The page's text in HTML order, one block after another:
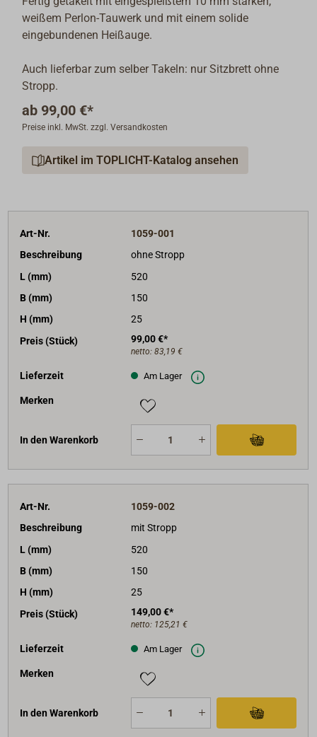
weißem Perlon-Tauwerk und mit einem solide
eingebundenen Heißauge.
Auch lieferbar zum selber Takeln: nur Sitzbrett ohne
Stropp.
ab 99,00 €*
Preise inkl. MwSt. zzgl. Versandkosten
Artikel im TOPLICHT-Katalog ansehen
Art-Nr.
1059-001
Beschreibung
ohne Stropp
L (mm)
520
B (mm)
150
H (mm)
25
Preis (Stück)
99,00 €*
netto: 83,19 €
Lieferzeit Am Lager
Merken
In den Warenkorb
Art-Nr.
1059-002
Beschreibung
mit Stropp
L (mm)
520
B (mm)
150
H (mm)
25
Preis (Stück)
149,00 €*
netto: 125,21 €
Lieferzeit Am Lager
Merken
In den Warenkorb